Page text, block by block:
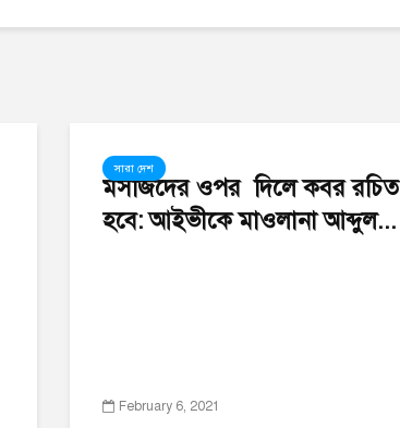
সারা দেশ
মসজিদের ওপর দিলে কবর রচিত
হবে: আইভীকে মাওলানা আব্দুল...
February 6, 2021